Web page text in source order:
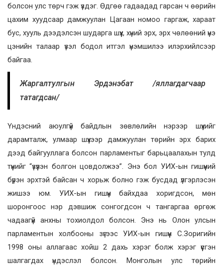
болсон улс төрч гэж үздэг. Өдгөө гадаадад гарсан ч өөрийн
цахим хуудсаар дамжуулан Цагаан номоо гаргаж, хараат
бус, хууль дээдэлсэн шударга шүүх, хүний эрх, эрх чөлөөний үнэ
цэнийн талаар үзэл бодол итгэл үнэмшилээ илэрхийлсээр
байгаа.
Жаргалтулгын Эрдэнэбат /яллагдагчаар
татагдсан/
Үндэсний аюулгүй байдлын зөвлөлийн нэрээр шүүхийг
дарамталж, улмаар шүүхээр дамжуулан төрийн эрх барих
дээд байгууллага болсон парламентыг барьцаалахын тулд
түүнийг “үзүүлэн болгон цовдолжээ”. Энэ бол УИХ-ын гишүүний
бүрэн эрхтэй байсан ч хорьж болно гэж бусдад үлгэрлэсэн
жишээ юм. УИХ-ын гишүүн байхдаа хоригдсон, мөн
шоронгоос нэр дэвшиж сонгогдсон ч тангаргаа өргөж
чадаагүй анхны тохиолдол болсон. Энэ нь Олон улсын
парламентын холбооны зүгээс УИХ-ын гишүүн С.Зоригийн
1998 оны аллагаас хойш 2 дахь хэрэг болж хэрэг үүсгэн
шалгагдах үндэслэл болсон. Монголын улс төрийн